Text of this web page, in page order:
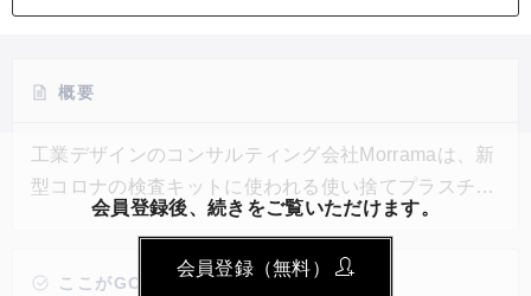
概要
工業デザインのコンサルティング会社Morramaは、新
型コロナの検査キットに使われる使い捨てプラスチッ
クを削減したいという想いから、パルプと生分解性の
「ECO-FLO」を開発した。4〜6週間経つと土壌中で
ここがGOOD!
会員登録後、続きをご覧いただけます。
会員登録（無料）